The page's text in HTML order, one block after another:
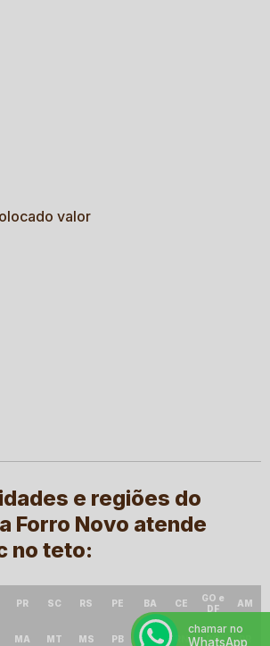
e regiões do
Forro Novo atende
no teto:
PR SC RS PE BA CE
GO e
DF
AM
MA MT MS PB PI RN RO RR
chamar no
WhatsApp